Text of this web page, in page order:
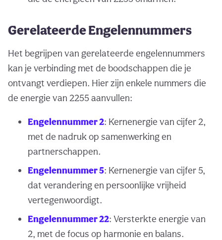
Gerelateerde Engelennummers
Het begrijpen van gerelateerde engelennummers
kan je verbinding met de boodschappen die je
ontvangt verdiepen. Hier zijn enkele nummers die
de energie van 2255 aanvullen:
Engelennummer 2: Kernenergie van cijfer 2,
met de nadruk op samenwerking en
partnerschappen.
Engelennummer 5: Kernenergie van cijfer 5,
dat verandering en persoonlijke vrijheid
vertegenwoordigt.
Engelennummer 22: Versterkte energie van
2, met de focus op harmonie en balans.